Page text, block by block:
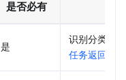
是否必有
是
任务返回标